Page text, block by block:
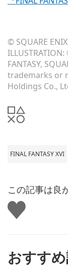
© SQUARE
FANTASY,
trademarks or
Holdings Co.,
FINAL FANTASY XVI
この記事は良
い
い
おすす